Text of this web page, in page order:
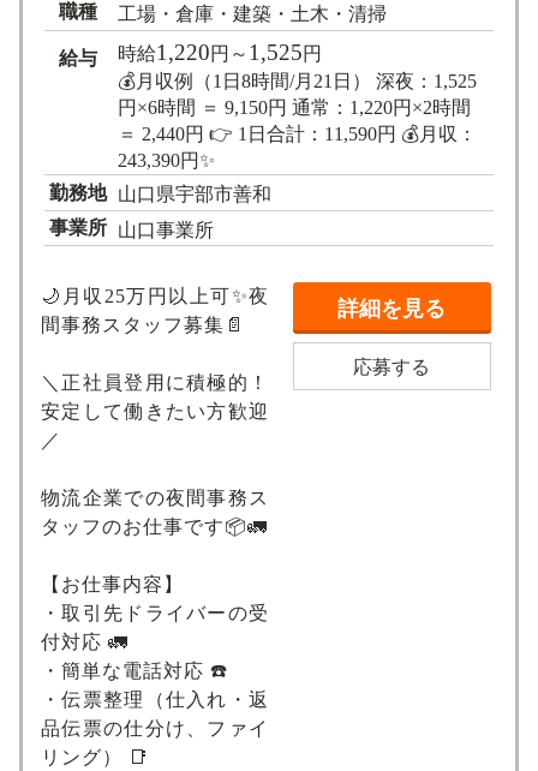
職種 工場・倉庫・建築・土木・清掃
給与 時給1,220円～ 1,525円
💰月収例（1日8時間/月21日） 深夜：1,525
円×6時間 ＝ 9,150円 通常：1,220円×2時間
＝ 2,440円 👉 1日合計：11,590円 💰月収：
243,390円✨
勤務地 山口県宇部市善和
事業所 山口事業所
🌙月収25万円以上可✨夜
間事務スタッフ募集📄
＼正社員登用に積極的！
安定して働きたい方歓迎
／
物流企業での夜間事務ス
タッフのお仕事です📦🚛
【お仕事内容】
・取引先ドライバーの受
付対応 🚛
・簡単な電話対応 ☎️
・伝票整理（仕入れ・返
品伝票の仕分け、ファイ
リング） 📑
詳細を見る
応募する